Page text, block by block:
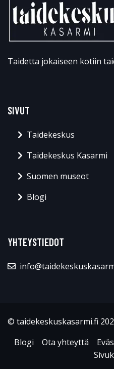
Taidetta jokaiseen kotiin
SIVUT
Taidekeskus
Taidekeskus Kasarmi
Suomen museot
Blogi
YHTEYSTIEDOT
© taidekeskuskasarmi.fi
Blogi
Ota yhteyttä